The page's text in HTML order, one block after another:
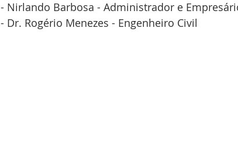
- Nirlando Barbosa - Administrador e
- Dr. Rogério Menezes - Engenheiro Civil